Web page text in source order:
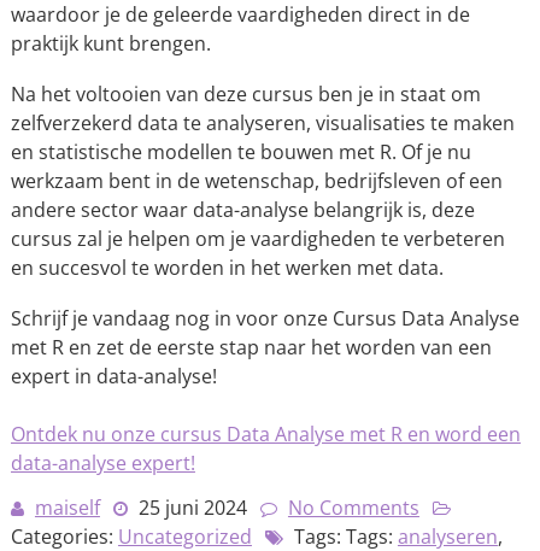
waardoor je de geleerde vaardigheden direct in de
praktijk kunt brengen.
Na het voltooien van deze cursus ben je in staat om
zelfverzekerd data te analyseren, visualisaties te maken
en statistische modellen te bouwen met R. Of je nu
werkzaam bent in de wetenschap, bedrijfsleven of een
andere sector waar data-analyse belangrijk is, deze
cursus zal je helpen om je vaardigheden te verbeteren
en succesvol te worden in het werken met data.
Schrijf je vandaag nog in voor onze Cursus Data Analyse
met R en zet de eerste stap naar het worden van een
expert in data-analyse!
Ontdek nu onze cursus Data Analyse met R en word een
data-analyse expert!
maiself
25 juni 2024
No Comments
Categories: Uncategorized Tags: Tags: analyseren,